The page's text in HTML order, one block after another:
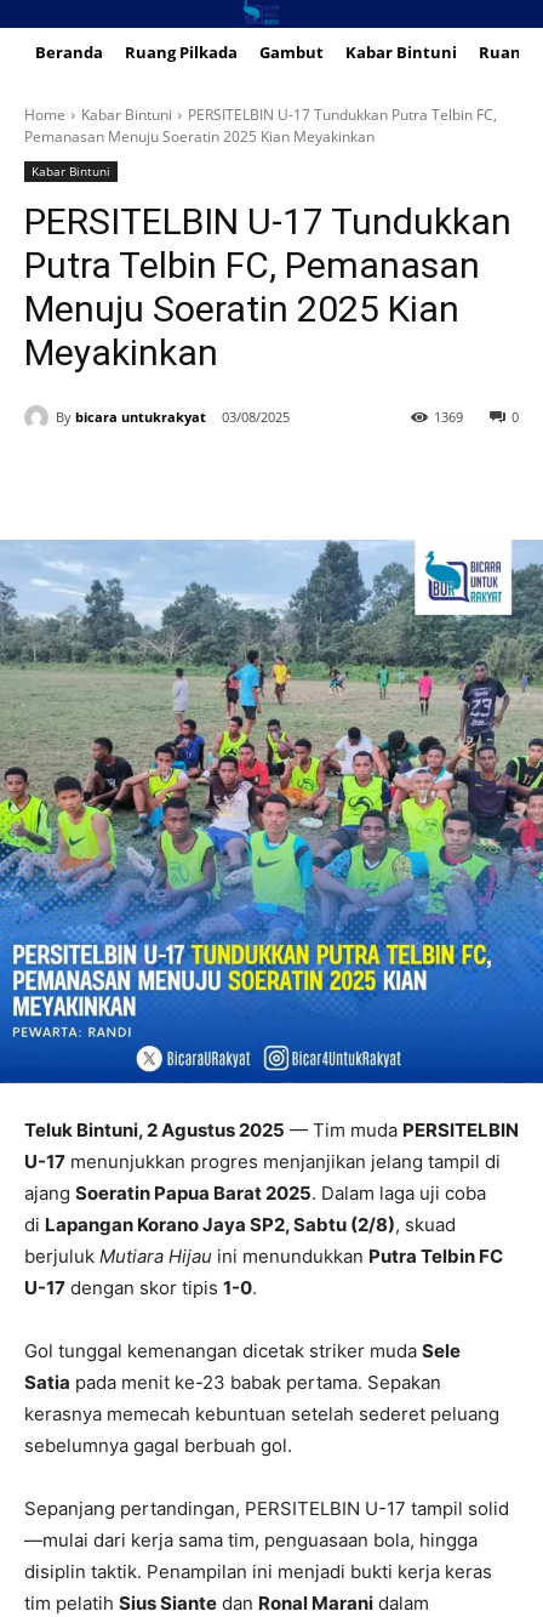
Beranda Ruang Pilkada Gambut Kabar Bintuni Ruang
Home Kabar Bintuni
PERSITELBIN U-17 Tundukkan Putra Telbin FC,
Pemanasan Menuju Soeratin 2025 Kian Meyakinkan
Kabar Bintuni
PERSITELBIN U-17 Tundukkan
Putra Telbin FC, Pemanasan
Menuju Soeratin 2025 Kian
Meyakinkan
By bicara untukrakyat 03/08/2025 0
1369
Teluk Bintuni, 2 Agustus 2025 — Tim muda PERSITELBIN
U-17 menunjukkan progres menjanjikan jelang tampil di
ajang Soeratin Papua Barat 2025. Dalam laga uji coba
di Lapangan Korano Jaya SP2, Sabtu (2/8), skuad
berjuluk Mutiara Hijau ini menundukkan Putra Telbin FC
U-17 dengan skor tipis 1-0.
Gol tunggal kemenangan dicetak striker muda Sele
Satia pada menit ke-23 babak pertama. Sepakan
kerasnya memecah kebuntuan setelah sederet peluang
sebelumnya gagal berbuah gol.
Sepanjang pertandingan, PERSITELBIN U-17 tampil solid
—mulai dari kerja sama tim, penguasaan bola, hingga
disiplin taktik. Penampilan ini menjadi bukti kerja keras
tim pelatih Sius Siante dan Ronal Marani dalam